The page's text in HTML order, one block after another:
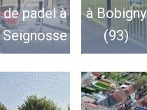
de padel à
Seignosse
à Bobigny
(93)